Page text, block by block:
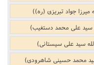
جواد تبریزی (ره))
سید علی محمد دستغیب)
سید علی سیستانی)
محمد حسینی شاهرودی)